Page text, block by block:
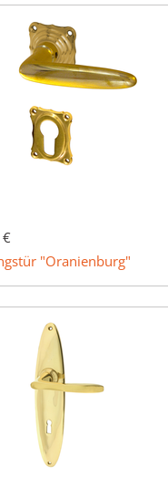
"Oranienburg"